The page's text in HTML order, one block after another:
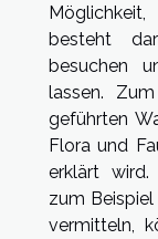
besteht
besuchen
lassen.
geführten
Flora und
erklärt wird.
zum
vermitteln,